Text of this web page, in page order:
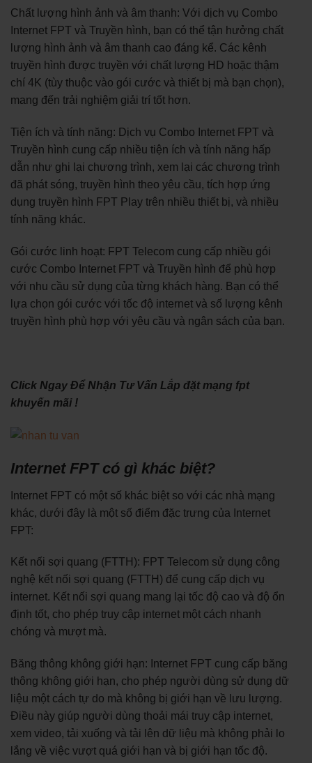
Chất lượng hình ảnh và âm thanh: Với dịch vụ Combo
Internet FPT và Truyền hình, bạn có thể tận hưởng chất
lượng hình ảnh và âm thanh cao đáng kể. Các kênh
truyền hình được truyền với chất lượng HD hoặc thậm
chí 4K (tùy thuộc vào gói cước và thiết bị mà bạn chọn),
mang đến trải nghiệm giải trí tốt hơn.
Tiện ích và tính năng: Dịch vụ Combo Internet FPT và
Truyền hình cung cấp nhiều tiện ích và tính năng hấp
dẫn như ghi lại chương trình, xem lại các chương trình
đã phát sóng, truyền hình theo yêu cầu, tích hợp ứng
dụng truyền hình FPT Play trên nhiều thiết bị, và nhiều
tính năng khác.
Gói cước linh hoạt: FPT Telecom cung cấp nhiều gói
cước Combo Internet FPT và Truyền hình để phù hợp
với nhu cầu sử dụng của từng khách hàng. Bạn có thể
lựa chọn gói cước với tốc độ internet và số lượng kênh
truyền hình phù hợp với yêu cầu và ngân sách của bạn.
Click Ngay Để Nhận Tư Vấn Lắp đặt mạng fpt
khuyến mãi !
Internet FPT có gì khác biệt?
Internet FPT có một số khác biệt so với các nhà mạng
khác, dưới đây là một số điểm đặc trưng của Internet
FPT:
Kết nối sợi quang (FTTH): FPT Telecom sử dụng công
nghệ kết nối sợi quang (FTTH) để cung cấp dịch vụ
internet. Kết nối sợi quang mang lại tốc độ cao và độ ổn
định tốt, cho phép truy cập internet một cách nhanh
chóng và mượt mà.
Băng thông không giới hạn: Internet FPT cung cấp băng
thông không giới hạn, cho phép người dùng sử dụng dữ
liệu một cách tự do mà không bị giới hạn về lưu lượng.
Điều này giúp người dùng thoải mái truy cập internet,
xem video, tải xuống và tải lên dữ liệu mà không phải lo
lắng về việc vượt quá giới hạn và bị giới hạn tốc độ.